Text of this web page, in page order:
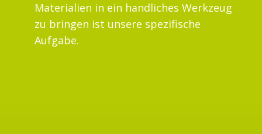
Materialien in ein handliches Werkzeug
zu bringen ist unsere spezifische
Aufgabe.